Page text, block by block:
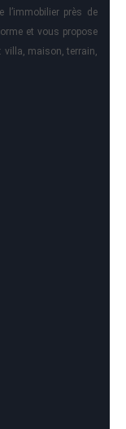
l’immobilier près de
et vous propose
villa, maison, terrain,